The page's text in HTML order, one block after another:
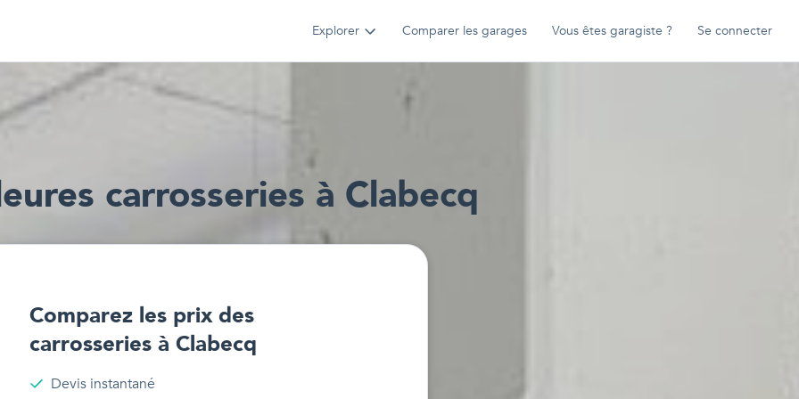
Explorer Comparer les garages Vous êtes garagiste ? Se connecter
es carrosseries à Clabecq
Comparez les prix des
carrosseries à Clabecq
Devis instantané